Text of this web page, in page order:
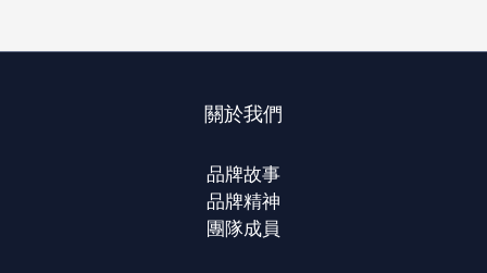
關於我們
品牌故事
品牌精神
團隊成員